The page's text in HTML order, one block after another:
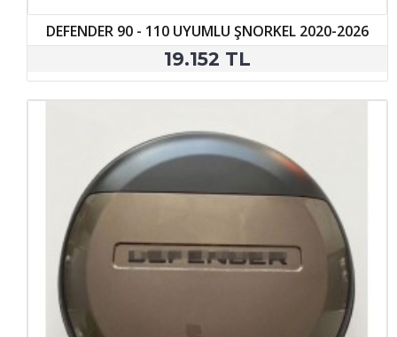
DEFENDER 90 - 110 UYUMLU ŞNORKEL 2020-2026
19.152 TL